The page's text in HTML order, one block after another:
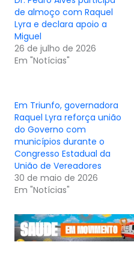
de almoço com Raquel
Lyra e declara apoio a
Miguel
26 de julho de 2026
Em "Notícias"
Em Triunfo, governadora
Raquel Lyra reforça união
do Governo com
municípios durante o
Congresso Estadual da
União de Vereadores
30 de maio de 2026
Em "Notícias"